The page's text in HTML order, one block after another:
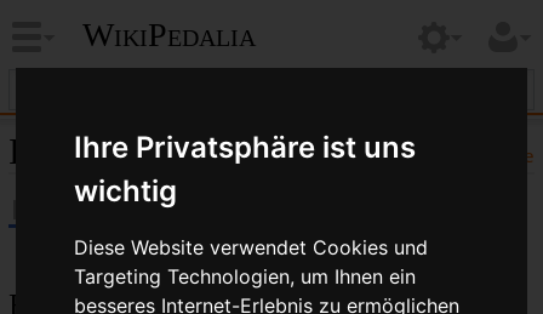
Ihre Privatsphäre ist uns
wichtig
Diese Website verwendet Cookies und
Targeting Technologien, um Ihnen ein
besseres Internet-Erlebnis zu ermöglichen
WikiPedalia
Hilfe
Informationen zu „UST“
Basisinformationen